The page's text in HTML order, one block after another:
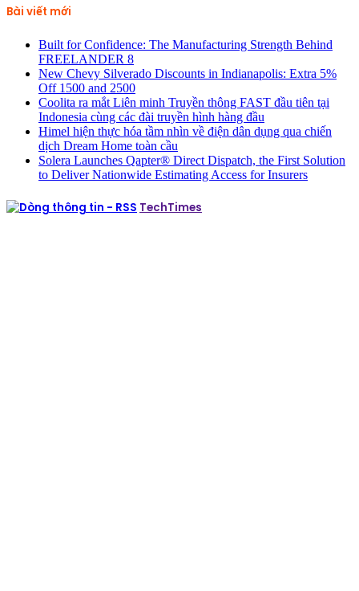
cho:
Bài viết mới
Built for Confidence: The Manufacturing Strength Behind
FREELANDER 8
New Chevy Silverado Discounts in Indianapolis: Extra 5%
Off 1500 and 2500
Coolita ra mắt Liên minh Truyền thông FAST đầu tiên tại
Indonesia cùng các đài truyền hình hàng đầu
Himel hiện thực hóa tầm nhìn về điện dân dụng qua chiến
dịch Dream Home toàn cầu
Solera Launches Qapter® Direct Dispatch, the First Solution
to Deliver Nationwide Estimating Access for Insurers
TechTimes